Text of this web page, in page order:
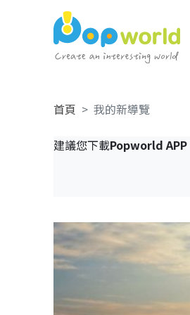
首頁 我的新導覽
建議您下載Popworld APP